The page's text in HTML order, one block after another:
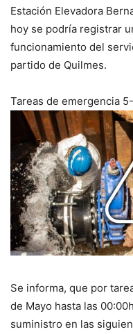
Estación Elevadora
hoy se podría registrar
funcionamiento del
partido de Quilmes.
Tareas de emergencia
Se informa, que por
de Mayo hasta las
suministro en las